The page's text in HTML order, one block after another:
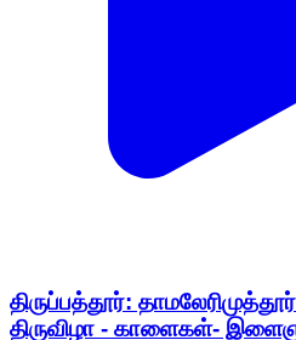
திருப்பத்தூர்:
திருவிழா - காளைகள்-